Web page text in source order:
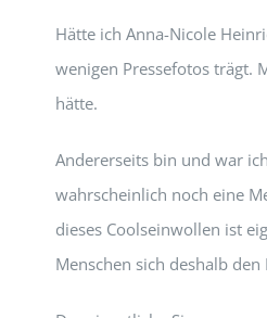
Hätte ich Anna-Nicole
wenigen Pressefotos trägt.
hätte.
Andererseits bin und war
wahrscheinlich noch eine
dieses Coolseinwollen ist
Menschen sich deshalb